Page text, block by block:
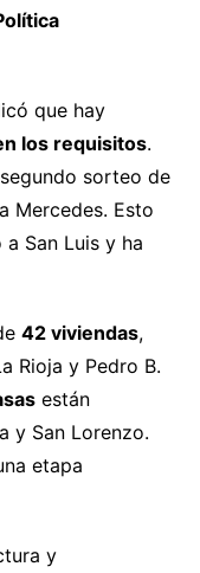
que hay
los requisitos.
sorteo de
Mercedes. Esto
San Luis y ha
42 viviendas,
Rioja y Pedro B.
están
y San Lorenzo.
etapa
y